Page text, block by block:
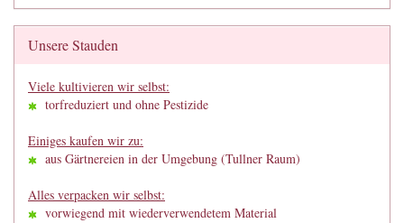
Unsere Stauden
Viele kultivieren wir selbst:
torfreduziert und ohne Pestizide
Einiges kaufen wir zu:
aus Gärtnereien in der Umgebung (Tullner Raum)
Alles verpacken wir selbst:
vorwiegend mit wiederverwendetem Material